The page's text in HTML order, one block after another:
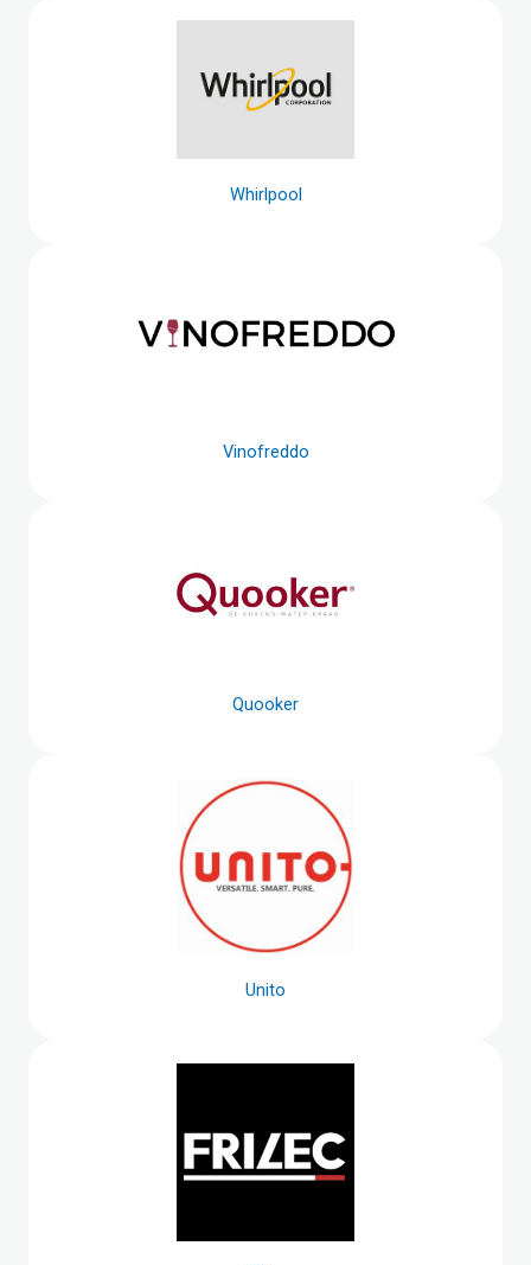
Whirlpool
Vinofreddo
Quooker
Unito